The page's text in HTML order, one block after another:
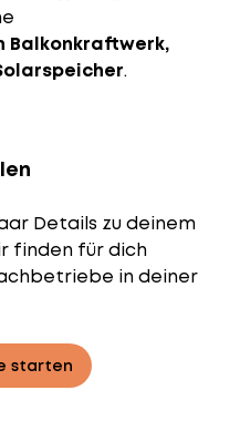
Balkonkraftwerk,
.
Details zu deinem
finden für dich
in deiner
starten